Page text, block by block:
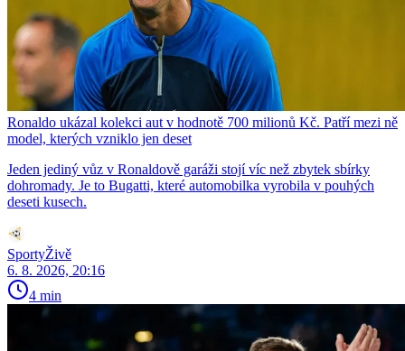
Ronaldo ukázal kolekci aut v hodnotě 700 milionů Kč. Patří mezi ně
model, kterých vzniklo jen deset
Jeden jediný vůz v Ronaldově garáži stojí víc než zbytek sbírky
dohromady. Je to Bugatti, které automobilka vyrobila v pouhých
deseti kusech.
SportyŽivě
6. 8. 2026, 20:16
4 min